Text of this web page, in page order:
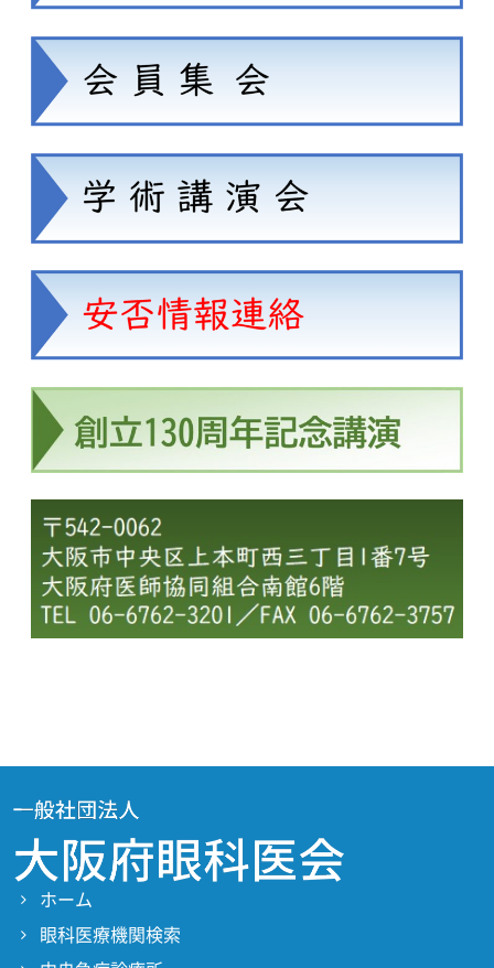
ホーム
眼科医療機関検索